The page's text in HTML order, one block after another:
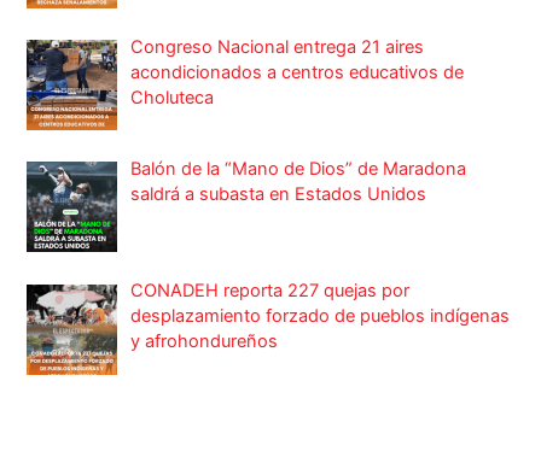
Congreso Nacional entrega 21 aires
acondicionados a centros educativos de
Choluteca
Balón de la “Mano de Dios” de Maradona
saldrá a subasta en Estados Unidos
CONADEH reporta 227 quejas por
desplazamiento forzado de pueblos indígenas
y afrohondureños